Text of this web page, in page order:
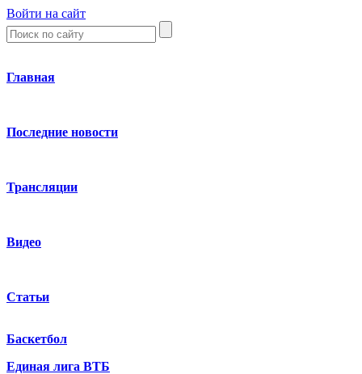
Войти на сайт
Главная
Последние новости
Трансляции
Видео
Статьи
Баскетбол
Единая лига ВТБ